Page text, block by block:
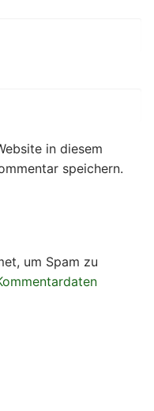
in diesem
speichern.
um Spam zu